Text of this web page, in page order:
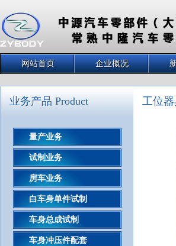
网站首页 企业概况
业务产品 Product
量产业务
试制业务
房车业务
白车身单件试制
车身总成试制
车身冲压件配套
工位